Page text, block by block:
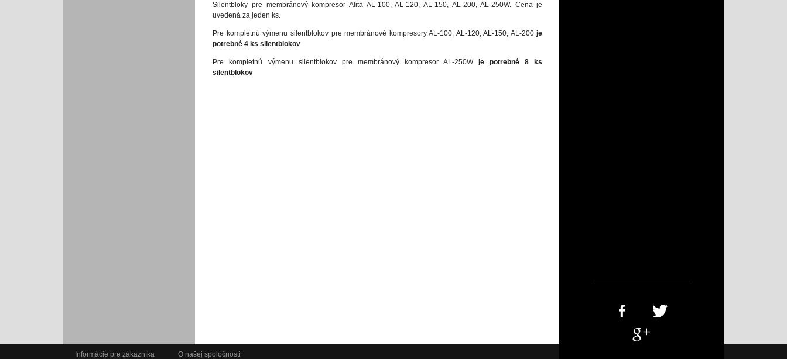
Silentbloky pre membránový kompresor Alita AL-100, AL-120, AL-150, AL-200, AL-250W. Cena je
uvedená za jeden ks.
Pre kompletnú výmenu silentblokovpre membránové kompresory AL-100, AL-120, AL-150, AL-200je
potrebné 4 kssilentblokov
Pre kompletnú výmenu silentblokovpre membránový kompresorAL-250Wje potrebné 8 ks
silentblokov
Informácie pre zákazníka O našej spoločnosti